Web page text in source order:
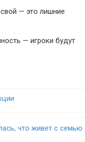
— это лишние
— игроки будут
что живет с